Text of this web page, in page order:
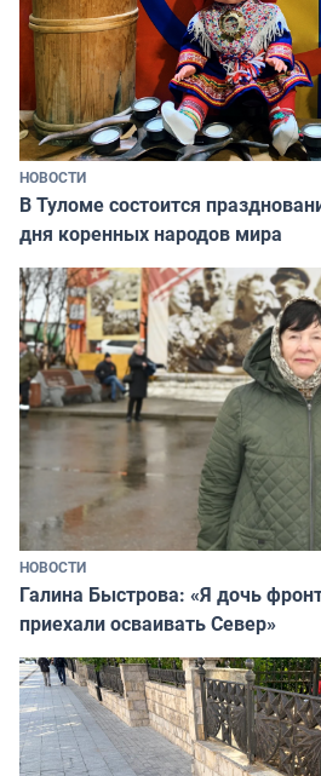
НОВОСТИ
В Туломе состоится
дня коренных народов мира
НОВОСТИ
Галина Быстрова: «Я дочь
приехали осваивать Север»